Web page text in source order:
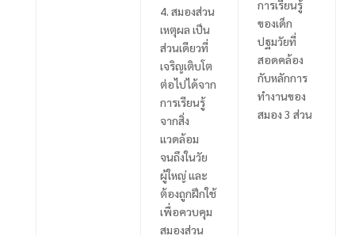
4. สมองส่วน
เหตุผล เป็น
ส่วนเดียวที่
เจริญเติบโต
ต่อไปได้จาก
การเรียนรู้
จากสิ่ง
แวดล้อม
จนถึงในวัย
ผู้ใหญ่ และ
ต้องถูกฝึกใช้
เพื่อควบคุม
สมองส่วน
การเรียนรู้
ของเด็ก
ปฐมวัยที่
สอดคล้อง
กับหลักการ
ทำงานของ
สมอง 3 ส่วน